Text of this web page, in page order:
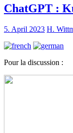
ChatGPT :
5. April 2023 H.
Pour la discussion :